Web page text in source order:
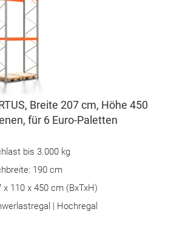
Breite 207 cm, Höhe 450
für 6 Euro-Paletten
bis 3.000 kg
190 cm
x 110 x 450 cm (BxTxH)
| Hochregal